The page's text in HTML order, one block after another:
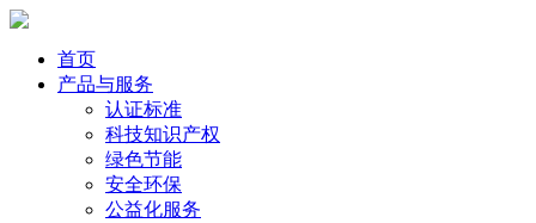
首页
产品与服务
认证标准
科技知识产权
绿色节能
安全环保
公益化服务